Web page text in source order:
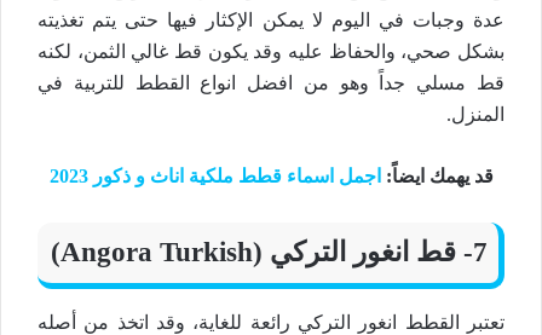
عدة وجبات في اليوم لا يمكن الإكثار فيها حتى يتم تغذيته
بشكل صحي، والحفاظ عليه وقد يكون قط غالي الثمن، لكنه
قط مسلي جداً وهو من افضل انواع القطط للتربية في
المنزل.
قد يهمك ايضاً: اجمل اسماء قطط ملكية اناث و ذكور 2023
7- قط انغور التركي (Angora Turkish)
تعتبر القطط انغور التركي رائعة للغاية، وقد اتخذ من أصله